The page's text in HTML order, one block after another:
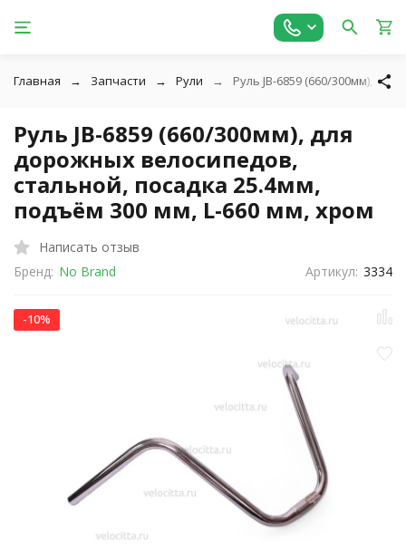
Главная Запчасти Рули Руль JB-6859 (660/300мм),
Руль JB-6859 (660/300мм), для
дорожных велосипедов,
стальной, посадка 25.4мм,
подъём 300 мм, L-660 мм, хром
Написать отзыв
Бренд: No Brand Артикул: 3334
-10%